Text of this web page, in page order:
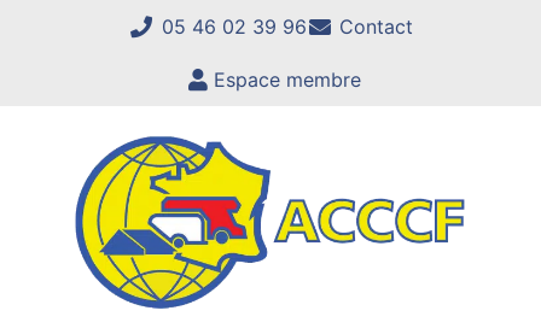
05 46 02 39 96 Contact
Espace membre